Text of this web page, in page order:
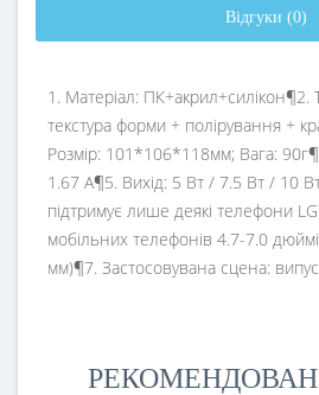
Відгуки (0)
1. Матеріал: ПК+акрил+силікон¶2.
текстура форми + полірування +
Розмір: 101*106*118мм; Вага:
1.67 А¶5. Вихід: 5 Вт / 7.5 Вт / 10
підтримує лише деякі телефони
мобільних телефонів 4.7-7.0
мм)¶7. Застосовувана сцена: